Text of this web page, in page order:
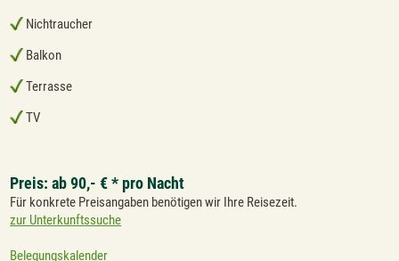
Nichtraucher
Balkon
Terrasse
TV
Preis: ab 90,- € * pro Nacht
Für konkrete Preisangaben benötigen wir Ihre Reisezeit.
zur Unterkunftssuche
Belegungskalender